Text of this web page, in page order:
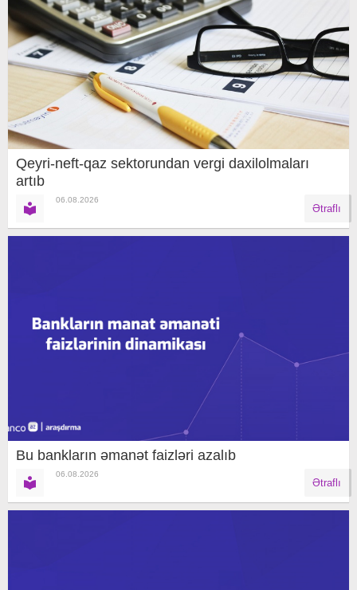
Qeyri-neft-qaz sektorundan vergi daxilolmaları
artıb
06.08.2026
Ətraflı
Bu bankların əmanət faizləri azalıb
06.08.2026
Ətraflı